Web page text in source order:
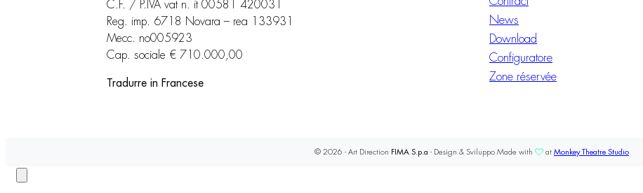
C.F. / P.IVA vat n. it 00581 420031
Reg. imp. 6718 Novara – rea 133931
Mecc. no005923
Cap. sociale € 710.000,00
Tradurre in Francese
News
Download
Configuratore
Zone réservée
© 2026 - Art Direction FIMA S.p.a - Design & Sviluppo Made with at Monkey Theatre Studio